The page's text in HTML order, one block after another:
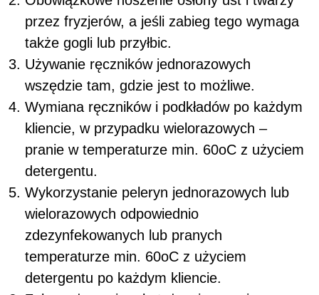
przez fryzjerów, a jeśli zabieg tego wymaga
także gogli lub przyłbic.
Używanie ręczników jednorazowych
wszędzie tam, gdzie jest to możliwe.
Wymiana ręczników i podkładów po każdym
kliencie, w przypadku wielorazowych –
pranie w temperaturze min. 60oC z użyciem
detergentu.
Wykorzystanie peleryn jednorazowych lub
wielorazowych odpowiednio
zdezynfekowanych lub pranych
temperaturze min. 60oC z użyciem
detergentu po każdym kliencie.